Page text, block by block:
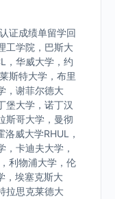
证成绩单留学回
工学院，巴斯大
，华威大学，约
斯特大学，布里
，谢菲尔德大
堡大学，诺丁汉
斯哥大学，曼彻
威大学RHUL，
卡迪夫大学，
利物浦大学，伦
，埃塞克斯大
拉思克莱德大